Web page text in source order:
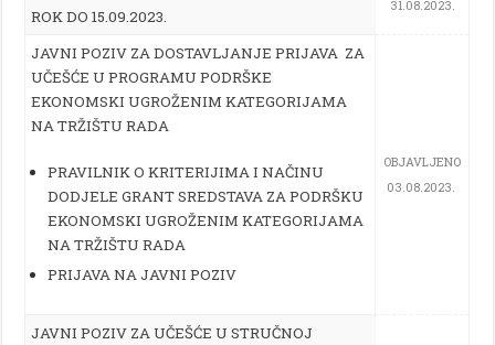
ROK DO 15.09.2023.
31.08.2023.
JAVNI POZIV ZA DOSTAVLJANJE PRIJAVA ZA
UČEŠĆE U PROGRAMU PODRŠKE
EKONOMSKI UGROŽENIM KATEGORIJAMA
NA TRŽIŠTU RADA
PRAVILNIK O KRITERIJIMA I NAČINU
DODJELE GRANT SREDSTAVA ZA PODRŠKU
EKONOMSKI UGROŽENIM KATEGORIJAMA
NA TRŽIŠTU RADA
PRIJAVA NA JAVNI POZIV
OBJAVLJENO
03.08.2023.
JAVNI POZIV ZA UČEŠĆE U STRUČNOJ